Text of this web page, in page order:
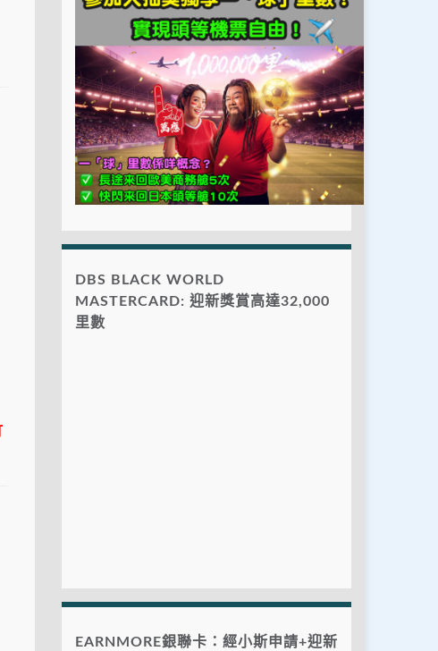
DBS BLACK WORLD
MASTERCARD: 迎新獎賞高達32,000
里數
EARNMORE銀聯卡：經小斯申請+迎新